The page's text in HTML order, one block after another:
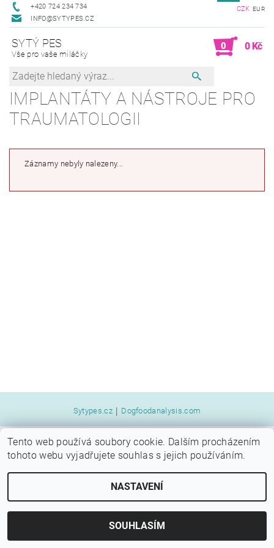
+420 724 234 734
INFO@SYTYPES.CZ
CZK EUR
SYTÝ PES
Vše pro vaše miláčky
0 0 Kč
IMPLANTÁTY A NÁSTROJE PRO
TRAUMATOLOGII
Záznamy nebyly nalezeny...
Sytypes.cz | Dogfoodanalysis.com
2026 © SYTÝ PES, všechna práva vyhrazena
Vytvořil Shoptet
Tento web používá soubory cookie. Dalším procházením
tohoto webu vyjadřujete souhlas s jejich používáním.
NASTAVENÍ
SOUHLASÍM